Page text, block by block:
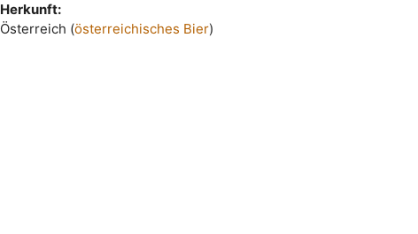
Herkunft:
Österreich (österreichisches Bier)